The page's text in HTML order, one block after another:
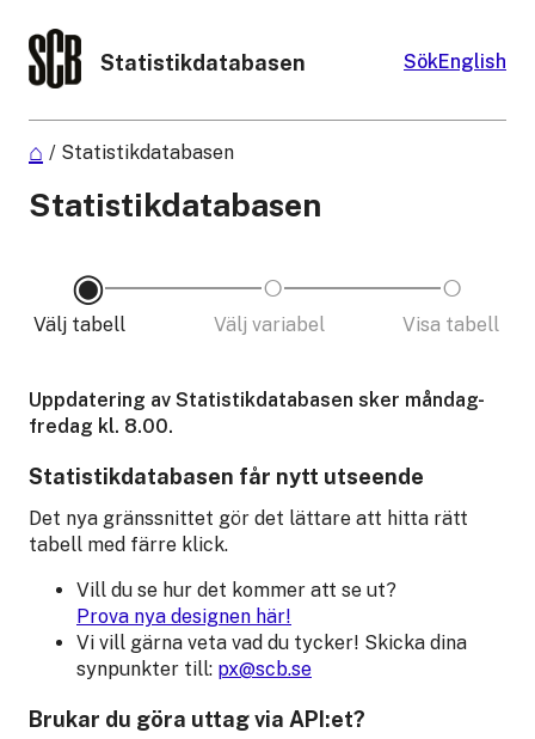
Statistikdatabasen SökEnglish
/ Statistikdatabasen
Statistikdatabasen
Välj tabell Välj variabel Visa tabell
Uppdatering av Statistikdatabasen sker måndag-
fredag kl. 8.00.
Statistikdatabasen får nytt utseende
Det nya gränssnittet gör det lättare att hitta rätt
tabell med färre klick.
Vill du se hur det kommer att se ut?
Prova nya designen här!
Vi vill gärna veta vad du tycker! Skicka dina
synpunkter till: px@scb.se
Brukar du göra uttag via API:et?